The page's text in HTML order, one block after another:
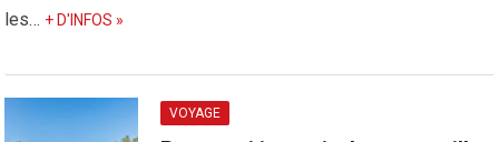
les… + D'INFOS »
VOYAGE